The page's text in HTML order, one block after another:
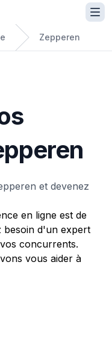
Zepperen
et devenez
en ligne est de
besoin d'un expert
concurrents.
vous aider à